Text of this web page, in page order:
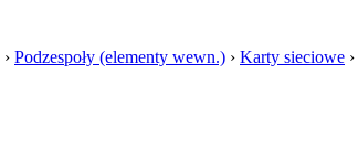
› Podzespoły (elementy wewn.) › Karty sieciowe ›